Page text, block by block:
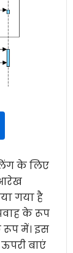
के लिए
गया है
के रूप
रूप में। इस
बाएं